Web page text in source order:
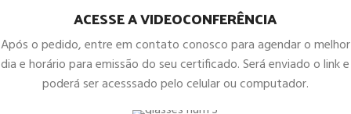
ACESSE A VIDEOCONFERÊNCIA
Após o pedido, entre em contato conosco para agendar o melhor
dia e horário para emissão do seu certificado. Será enviado o link e
poderá ser acesssado pelo celular ou computador.